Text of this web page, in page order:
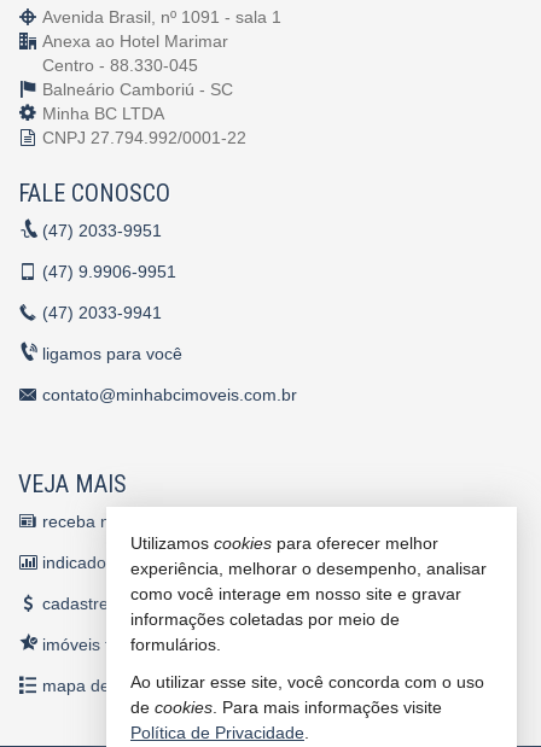
Avenida Brasil, nº 1091 - sala 1
Anexa ao Hotel Marimar
Centro - 88.330-045
Balneário Camboriú - SC
Minha BC LTDA
CNPJ 27.794.992/0001-22
FALE CONOSCO
(47) 2033-9951
(47) 9.9906-9951
(47) 2033-9941
ligamos para você
contato@minhabcimoveis.com.br
VEJA MAIS
receba nosso newsletter
indicadores financeiros
cadastre seu imóvel
imóveis favoritos
mapa de imóveis
Utilizamos cookies para oferecer melhor
experiência, melhorar o desempenho, analisar
como você interage em nosso site e gravar
informações coletadas por meio de
formulários.
Ao utilizar esse site, você concorda com o uso
de cookies . Para mais informações visite
Política de Privacidade